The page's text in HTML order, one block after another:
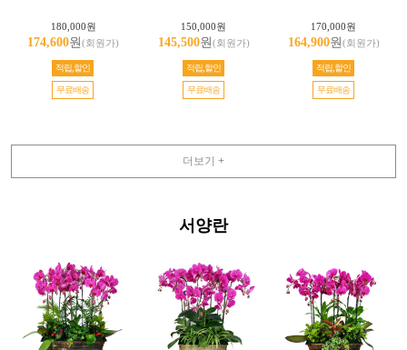
180,000원
174,600원(회원가)
적립,할인
무료배송
150,000원
145,500원(회원가)
적립,할인
무료배송
170,000원
164,900원(회원가)
적립,할인
무료배송
더보기 +
서양란